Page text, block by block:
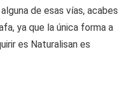
de esas vías, acabes
ya que la única forma a
es Naturalisan es